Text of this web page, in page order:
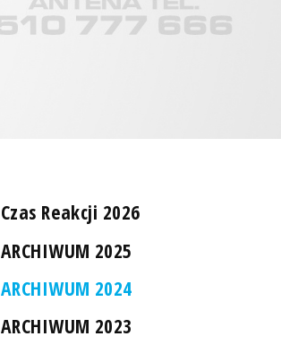
Czas Reakcji 2026
ARCHIWUM 2025
ARCHIWUM 2024
ARCHIWUM 2023